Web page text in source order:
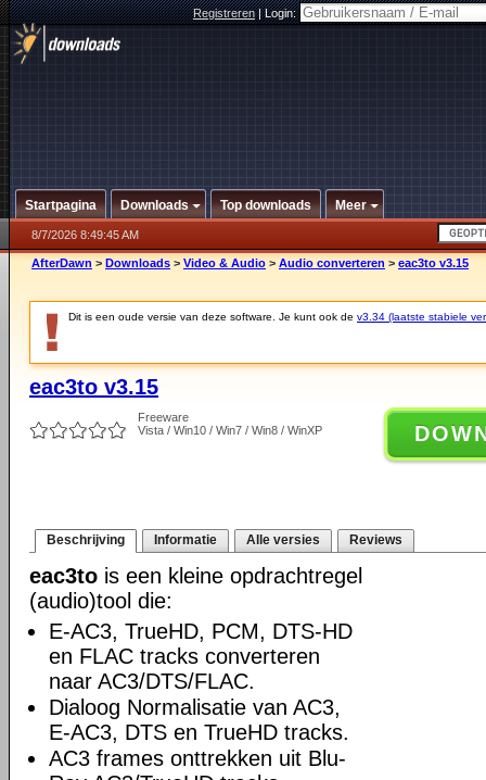
Registreren|Login:
Startpagina Downloads Top downloads Meer
8/7/2026 8:49:45 AM
AfterDawn > Downloads > Video & Audio > Audio converteren > eac3to v3.15
Dit is een oude versie van deze software. Je kunt ook de v3.34 (laatste stabiele
eac3to v3.15
Freeware
Vista / Win10 / Win7 / Win8 / WinXP
Beschrijving Informatie Alle versies Reviews
eac3to is een kleine opdrachtregel
(audio)tool die:
E-AC3, TrueHD, PCM, DTS-HD
en FLAC tracks converteren
naar AC3/DTS/FLAC.
Dialoog Normalisatie van AC3,
E-AC3, DTS en TrueHD tracks.
AC3 frames onttrekken uit Blu-